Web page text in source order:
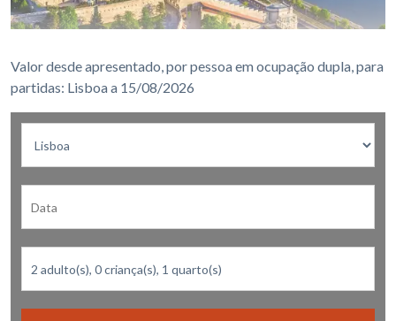
Valor desde apresentado, por pessoa em ocupação dupla, para
partidas: Lisboa a 15/08/2026